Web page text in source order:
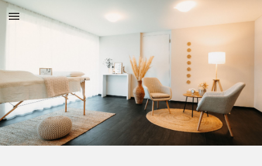
Skip to main content Skip to navigation